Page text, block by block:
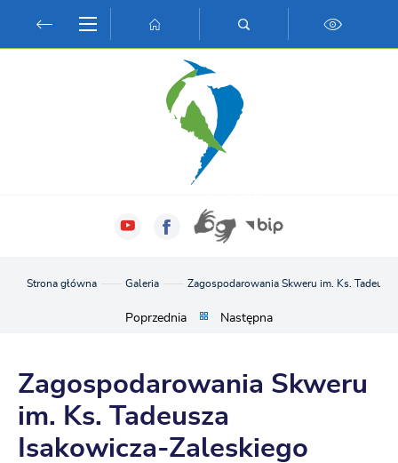
Przejdź do wyszukiwarki.
Przejdź do ustawień wielkości czcionki.
Włącz wersję kontrastową strony.
Strona główna Galeria Zagospodarowania Skweru im. Ks.
Poprzednia Następna
Zagospodarowania Skweru
im. Ks. Tadeusza
Isakowicza-Zaleskiego